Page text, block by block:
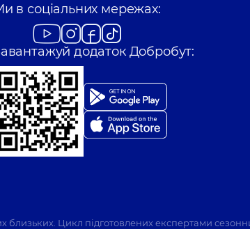
в соціальних мережах:
додаток Добробут:
близьких. Цикл підготовлених експертами